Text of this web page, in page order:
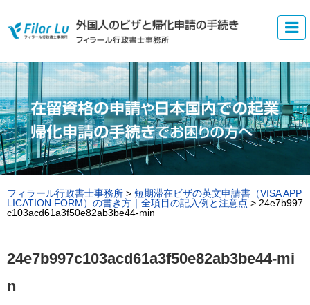
フィラール行政書士事務所 > 短期滞在ビザの英文申請書（VISA APP
LICATION FORM）の書き方｜全項目の記入例と注意点 >24e7b997
c103acd61a3f50e82ab3be44-min
24e7b997c103acd61a3f50e82ab3be44-mi
n